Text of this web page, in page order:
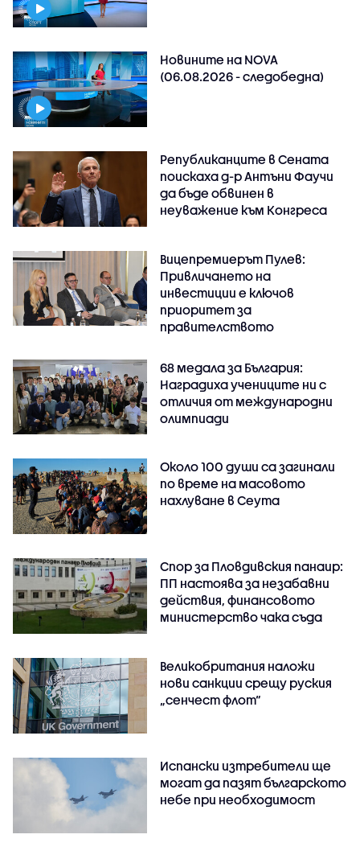
Новините на NOVA
(06.08.2026 - следобедна)
Републиканците в Сената
поискаха д-р Антъни Фаучи
да бъде обвинен в
неуважение към Конгреса
Вицепремиерът Пулев:
Привличането на
инвестиции е ключов
приоритет за
правителството
68 медала за България:
Наградиха учениците ни с
отличия от международни
олимпиади
Около 100 души са загинали
по време на масовото
нахлуване в Сеута
Спор за Пловдивския панаир:
ПП настоява за незабавни
действия, финансовото
министерство чака съда
Великобритания наложи
нови санкции срещу руския
„сенчест флот“
Испански изтребители ще
могат да пазят българското
небе при необходимост